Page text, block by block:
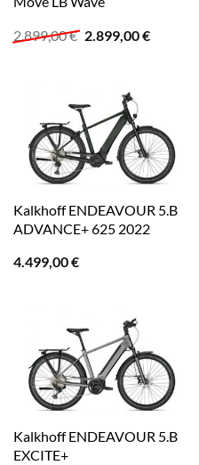
2.899,00€ Ursprünglicher
2.899,00€Aktueller
Kalkhoff ENDEAVOUR 5.B
ADVANCE+ 625 2022
4.499,00€
Kalkhoff ENDEAVOUR 5.B
EXCITE+